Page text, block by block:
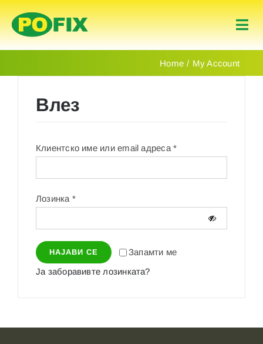
Skip
to
content
Производи
македонски
Home My Account
Влез
Клиентско име или email адреса *Задолжително
Лозинка *Задолжително
Запамти ме
НАЈАВИ СЕ
Ја заборавивте лозинката?